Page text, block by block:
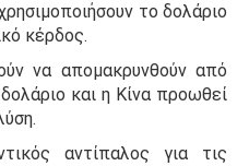
το δολάριο
κέρδος.
να απομακρυνθούν από
και η Κίνα προωθεί
αντίπαλος για τις